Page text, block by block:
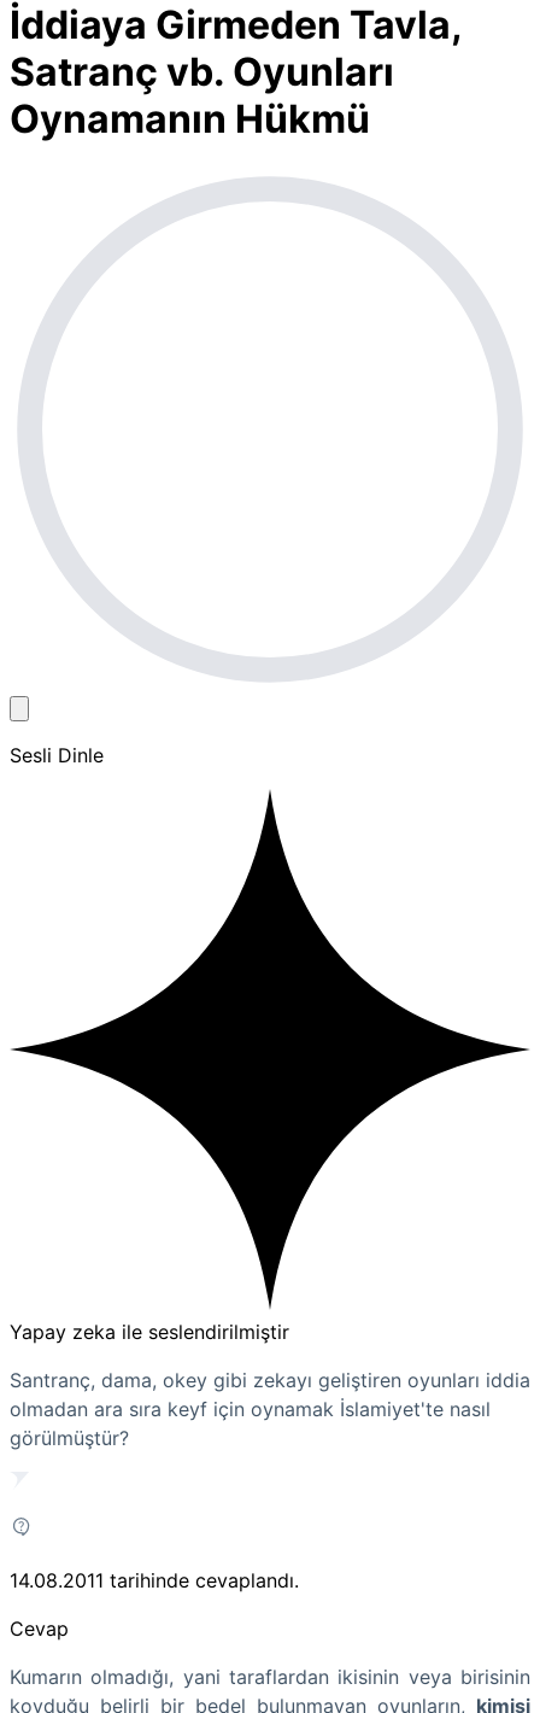
İddiaya Girmeden Tavla,
Satranç vb. Oyunları
Oynamanın Hükmü
Sesli Dinle
Yapay zeka ile seslendirilmiştir
Santranç, dama, okey gibi zekayı geliştiren oyunları iddia
olmadan ara sıra keyf için oynamak İslamiyet'te nasıl
görülmüştür?
14.08.2011 tarihinde cevaplandı.
Cevap
Kumarın olmadığı, yani taraflardan ikisinin veya birisinin
koyduğu belirli bir bedel bulunmayan oyunların, kimisi